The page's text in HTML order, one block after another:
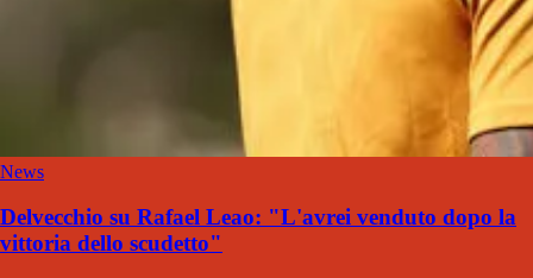
News
Delvecchio su Rafael Leao: "L'avrei venduto dopo la
vittoria dello scudetto"